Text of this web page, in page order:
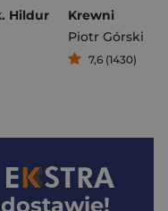
Hildur
Krewni
Piotr Górski
7,6 (1430)